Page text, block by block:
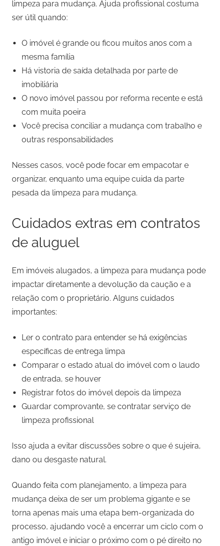
limpeza para mudança. Ajuda profissional costuma
ser útil quando:
O imóvel é grande ou ficou muitos anos com a
mesma família
Há vistoria de saída detalhada por parte de
imobiliária
O novo imóvel passou por reforma recente e está
com muita poeira
Você precisa conciliar a mudança com trabalho e
outras responsabilidades
Nesses casos, você pode focar em empacotar e
organizar, enquanto uma equipe cuida da parte
pesada da limpeza para mudança.
Cuidados extras em contratos
de aluguel
Em imóveis alugados, a limpeza para mudança pode
impactar diretamente a devolução da caução e a
relação com o proprietário. Alguns cuidados
importantes:
Ler o contrato para entender se há exigências
específicas de entrega limpa
Comparar o estado atual do imóvel com o laudo
de entrada, se houver
Registrar fotos do imóvel depois da limpeza
Guardar comprovante, se contratar serviço de
limpeza profissional
Isso ajuda a evitar discussões sobre o que é sujeira,
dano ou desgaste natural.
Quando feita com planejamento, a limpeza para
mudança deixa de ser um problema gigante e se
torna apenas mais uma etapa bem-organizada do
processo, ajudando você a encerrar um ciclo com o
antigo imóvel e iniciar o próximo com o pé direito no